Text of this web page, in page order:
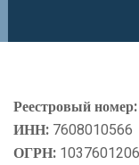
Реестровый номер:
ИНН: 7608010566
ОГРН: